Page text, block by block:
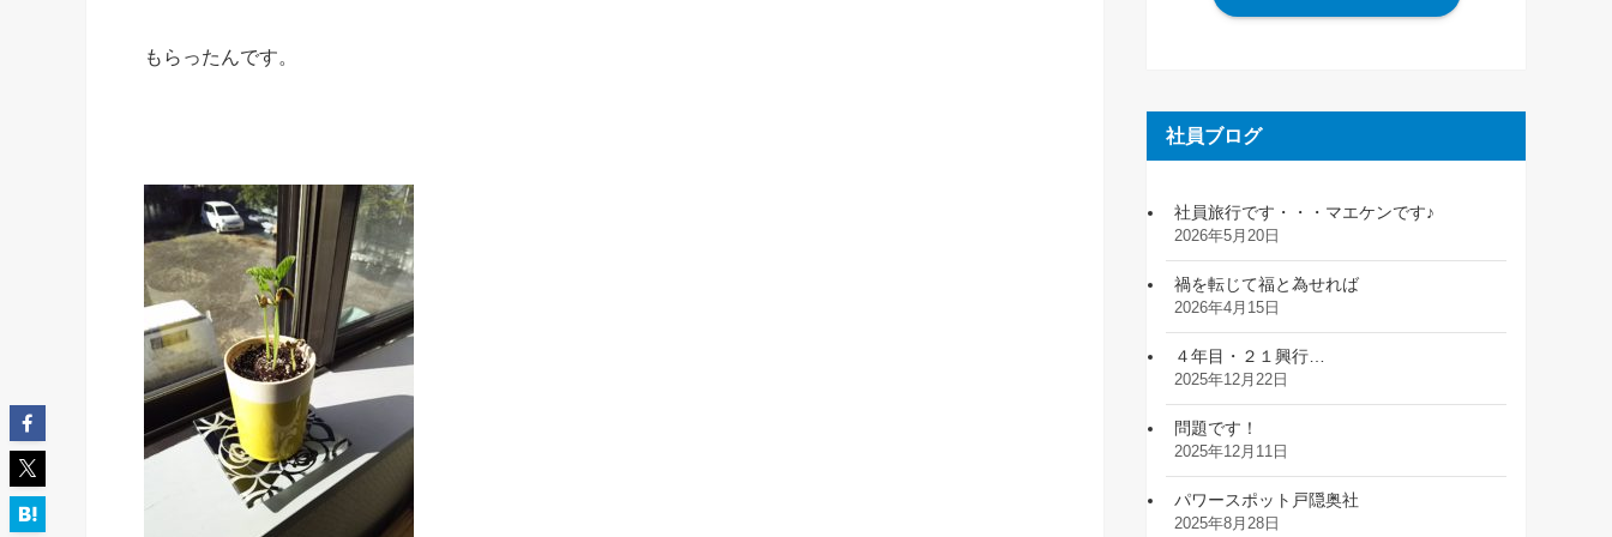
もらったんです。
社員ブログ
社員旅行です・・・マエケンです♪
2026年5月20日
禍を転じて福と為せれば
2026年4月15日
４年目・２１興行…
2025年12月22日
問題です！
2025年12月11日
パワースポット戸隠奥社
2025年8月28日